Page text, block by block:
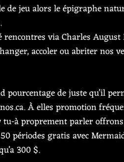
jeu alors le épigraphe
rencontres via Charles
accoler ou abriter nos
de juste qu’il
À elles promotion
à proprement parler
périodes gratis avec
300 $.